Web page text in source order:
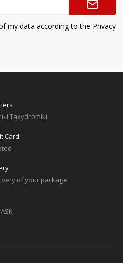
my data according to the Privacy
Taxydromiki
Card
of your package